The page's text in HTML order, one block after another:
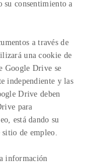
su consentimiento a
a través de
una cookie de
Google Drive se
independiente y las
Drive deben
para
está dando su
sitio de empleo.
información